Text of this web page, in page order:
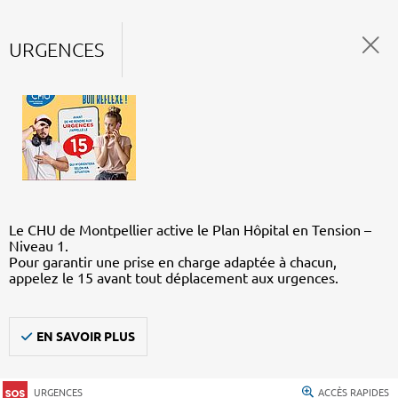
URGENCES
Le CHU de Montpellier active le Plan Hôpital en Tension –
Niveau 1.
Pour garantir une prise en charge adaptée à chacun,
appelez le 15 avant tout déplacement aux urgences.
EN SAVOIR PLUS
URGENCES ACCÈS RAPIDES